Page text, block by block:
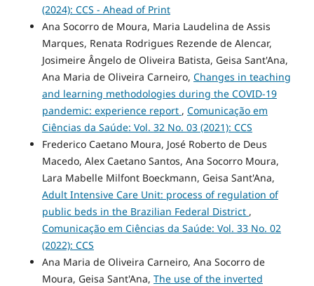
(2024): CCS - Ahead of Print
Ana Socorro de Moura, Maria Laudelina de Assis
Marques, Renata Rodrigues Rezende de Alencar,
Josimeire Ângelo de Oliveira Batista, Geisa Sant'Ana,
Ana Maria de Oliveira Carneiro, Changes in teaching
and learning methodologies during the COVID-19
pandemic: experience report , Comunicação em
Ciências da Saúde: Vol. 32 No. 03 (2021): CCS
Frederico Caetano Moura, José Roberto de Deus
Macedo, Alex Caetano Santos, Ana Socorro Moura,
Lara Mabelle Milfont Boeckmann, Geisa Sant'Ana,
Adult Intensive Care Unit: process of regulation of
public beds in the Brazilian Federal District ,
Comunicação em Ciências da Saúde: Vol. 33 No. 02
(2022): CCS
Ana Maria de Oliveira Carneiro, Ana Socorro de
Moura, Geisa Sant'Ana, The use of the inverted